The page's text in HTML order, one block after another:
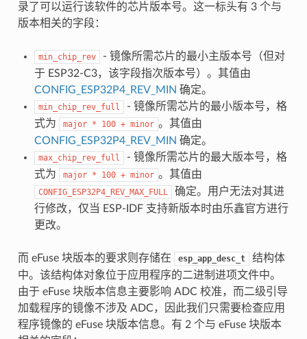
录了可以运行该软件的芯片版本号。这一标头有 3 个与
版本相关的字段：
min_chip_rev
- 镜像所需芯片的最小主版本号（但对
于 ESP32-C3，该字段指次版本号）。其值由
CONFIG_ESP32P4_REV_MIN 确定。
min_chip_rev_full
- 镜像所需芯片的最小版本号，格
式为
major * 100 + minor 。其值由
CONFIG_ESP32P4_REV_MIN 确定。
max_chip_rev_full
- 镜像所需芯片的最大版本号，格
式为
major * 100 + minor 。其值由
CONFIG_ESP32P4_REV_MAX_FULL
确定。用户无法对其进
行修改，仅当 ESP-IDF 支持新版本时由乐鑫官方进行
更改。
而 eFuse 块版本的要求则存储在 esp_app_desc_t
结构体
中。该结构体对象位于应用程序的二进制进项文件中。
由于 eFuse 块版本信息主要影响 ADC 校准，而二级引导
加载程序的镜像不涉及 ADC，因此我们只需要检查应用
程序镜像的 eFuse 块版本信息。有 2 个与 eFuse 块版本